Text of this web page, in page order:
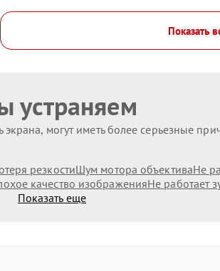
Показать
устраняем
могут иметь более серьезные
резкостиШум мотора объективаНе
качество изображенияНе работает
Показать еще